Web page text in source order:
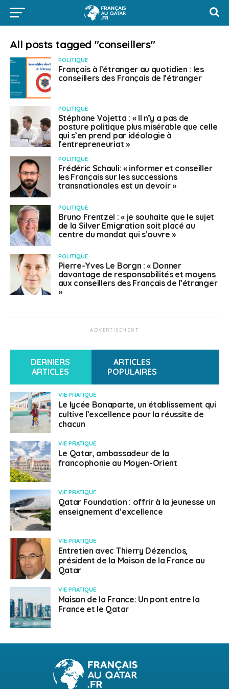
All posts tagged "conseillers"
POLITIQUE
Français à l’étranger au quotidien : les
conseillers des Français de l’étranger
POLITIQUE
Stéphane Vojetta : « Il n’y a pas de
posture politique plus misérable que celle
qui s’en prend par idéologie à
l’entrepreneuriat »
POLITIQUE
Frédéric Schauli: « informer et conseiller
les Français sur les successions
transnationales est un devoir »
POLITIQUE
Bruno Frentzel : « je souhaite que le sujet
de la Silver Emigration soit placé au
centre du mandat qui s’ouvre »
POLITIQUE
Pierre-Yves Le Borgn : « Donner
davantage de responsabilités et moyens
aux conseillers des Français de l’étranger
»
ADVERTISEMENT
DERNIERS
ARTICLES
ARTICLES
POPULAIRES
VIE PRATIQUE
Le lycée Bonaparte, un établissement qui
cultive l’excellence pour la réussite de
chacun
VIE PRATIQUE
Le Qatar, ambassadeur de la
francophonie au Moyen-Orient
VIE PRATIQUE
Qatar Foundation : offrir à la jeunesse un
enseignement d’excellence
VIE PRATIQUE
Entretien avec Thierry Dézenclos,
président de la Maison de la France au
Qatar
VIE PRATIQUE
Maison de la France: Un pont entre la
France et le Qatar